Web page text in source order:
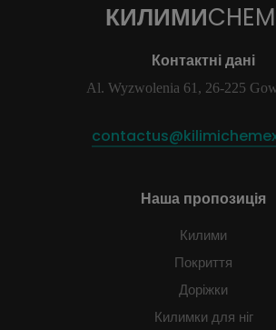
КИЛИМИ
Контактні дані
Al. Wyzwolenia 61, 26-225
Наша пропозиція
Килими
Покриття
Доріжки
Килимки для ніг